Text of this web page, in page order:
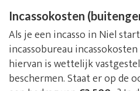
Incassokosten
Als je een incasso in Niel
incassobureau
hiervan is wettelijk
beschermen. Staat er op de